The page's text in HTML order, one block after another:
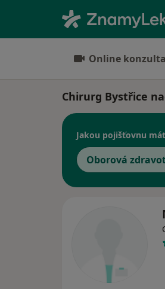
Online
Chirurg Bystřice
Jakou pojišťovnu
Oborová